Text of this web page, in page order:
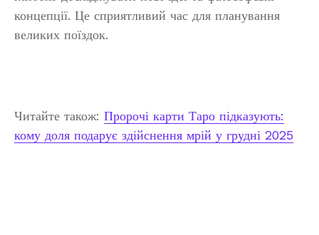
концепції. Це сприятливий час для планування
великих поїздок.
Читайте також: Пророчі карти Таро підказують:
кому доля подарує здійснення мрій у грудні 2025